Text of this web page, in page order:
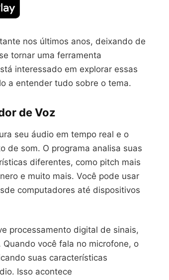
nos últimos anos, deixando de
tornar uma ferramenta
interessado em explorar essas
a entender tudo sobre o tema.
de Voz
seu áudio em tempo real e o
de som. O programa analisa suas
diferentes, como pitch mais
e muito mais. Você pode usar
computadores até dispositivos
processamento digital de sinais,
você fala no microfone, o
suas características
Isso acontece